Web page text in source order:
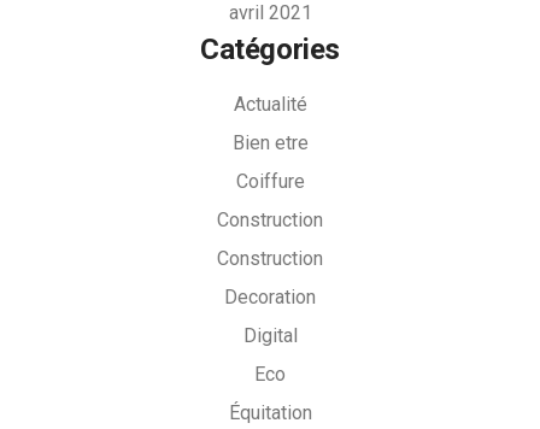
avril 2021
Catégories
Actualité
Bien etre
Coiffure
Construction
Construction
Decoration
Digital
Eco
Équitation